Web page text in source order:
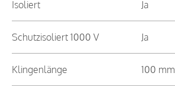
Isoliert Ja
Schutzisoliert 1000 V Ja
Klingenlänge 100 mm